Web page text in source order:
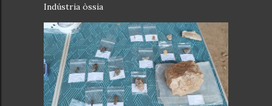
Indústria òssia